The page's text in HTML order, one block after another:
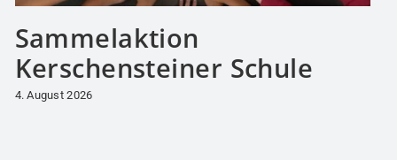
Sammelaktion
Kerschensteiner Schule
4. August 2026